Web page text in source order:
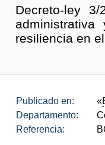
Decreto-ley
resiliencia en
Publicado en: «
Departamento:
Referencia: